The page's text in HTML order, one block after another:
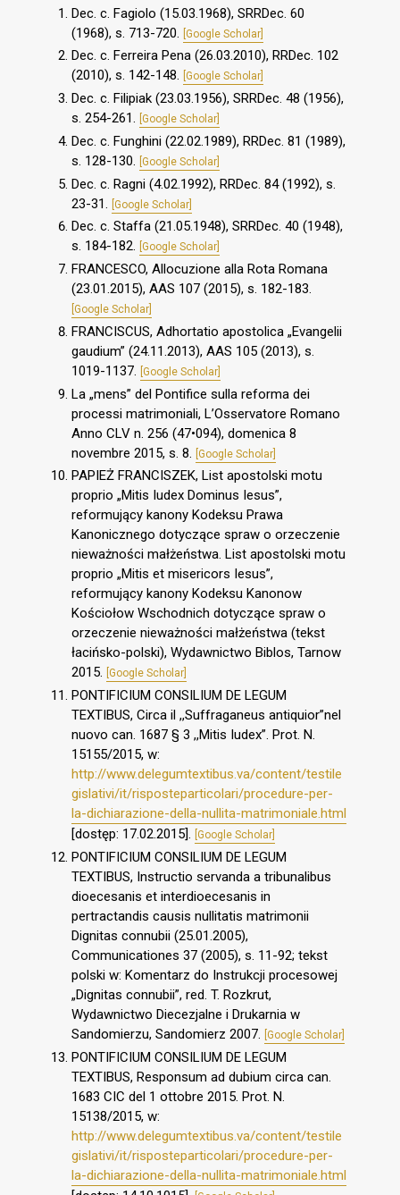
Dec. c. Fagiolo (15.03.1968), SRRDec. 60
(1968), s. 713-720.
[Google Scholar]
Dec. c. Ferreira Pena (26.03.2010), RRDec. 102
(2010), s. 142-148. [Google Scholar]
Dec. c. Filipiak (23.03.1956), SRRDec. 48 (1956),
s. 254-261. [Google Scholar]
Dec. c. Funghini (22.02.1989), RRDec. 81 (1989),
s. 128-130. [Google Scholar]
Dec. c. Ragni (4.02.1992), RRDec. 84 (1992), s.
23-31.
[Google Scholar]
Dec. c. Staffa (21.05.1948), SRRDec. 40 (1948),
s. 184-182. [Google Scholar]
FRANCESCO, Allocuzione alla Rota Romana
(23.01.2015), AAS 107 (2015), s. 182-183.
[Google Scholar]
FRANCISCUS, Adhortatio apostolica „Evangelii
gaudium” (24.11.2013), AAS 105 (2013), s.
1019-1137. [Google Scholar]
La „mens” del Pontifice sulla reforma dei
processi matrimoniali, L’Osservatore Romano
Anno CLV n. 256 (47•094), domenica 8
novembre 2015, s. 8.
[Google Scholar]
PAPIEŻ FRANCISZEK, List apostolski motu
proprio „Mitis Iudex Dominus Iesus”,
reformujący kanony Kodeksu Prawa
Kanonicznego dotyczące spraw o orzeczenie
nieważności małżeństwa. List apostolski motu
proprio „Mitis et misericors Iesus”,
reformujący kanony Kodeksu Kanonow
Kościołow Wschodnich dotyczące spraw o
orzeczenie nieważności małżeństwa (tekst
łacińsko-polski), Wydawnictwo Biblos, Tarnow
2015. [Google Scholar]
PONTIFICIUM CONSILIUM DE LEGUM
TEXTIBUS, Circa il ,,Suffraganeus antiquior”nel
nuovo can. 1687 § 3 ,,Mitis Iudex”. Prot. N.
15155/2015, w:
http://www.delegumtextibus.va/content/testile
gislativi/it/risposteparticolari/procedure-per-
la-dichiarazione-della-nullita-matrimoniale.html
[dostęp: 17.02.2015]. [Google Scholar]
PONTIFICIUM CONSILIUM DE LEGUM
TEXTIBUS, Instructio servanda a tribunalibus
dioecesanis et interdioecesanis in
pertractandis causis nullitatis matrimonii
Dignitas connubii (25.01.2005),
Communicationes 37 (2005), s. 11-92; tekst
polski w: Komentarz do Instrukcji procesowej
„Dignitas connubii”, red. T. Rozkrut,
Wydawnictwo Diecezjalne i Drukarnia w
Sandomierzu, Sandomierz 2007. [Google Scholar]
PONTIFICIUM CONSILIUM DE LEGUM
TEXTIBUS, Responsum ad dubium circa can.
1683 CIC del 1 ottobre 2015. Prot. N.
15138/2015, w:
http://www.delegumtextibus.va/content/testile
gislativi/it/risposteparticolari/procedure-per-
la-dichiarazione-della-nullita-matrimoniale.html